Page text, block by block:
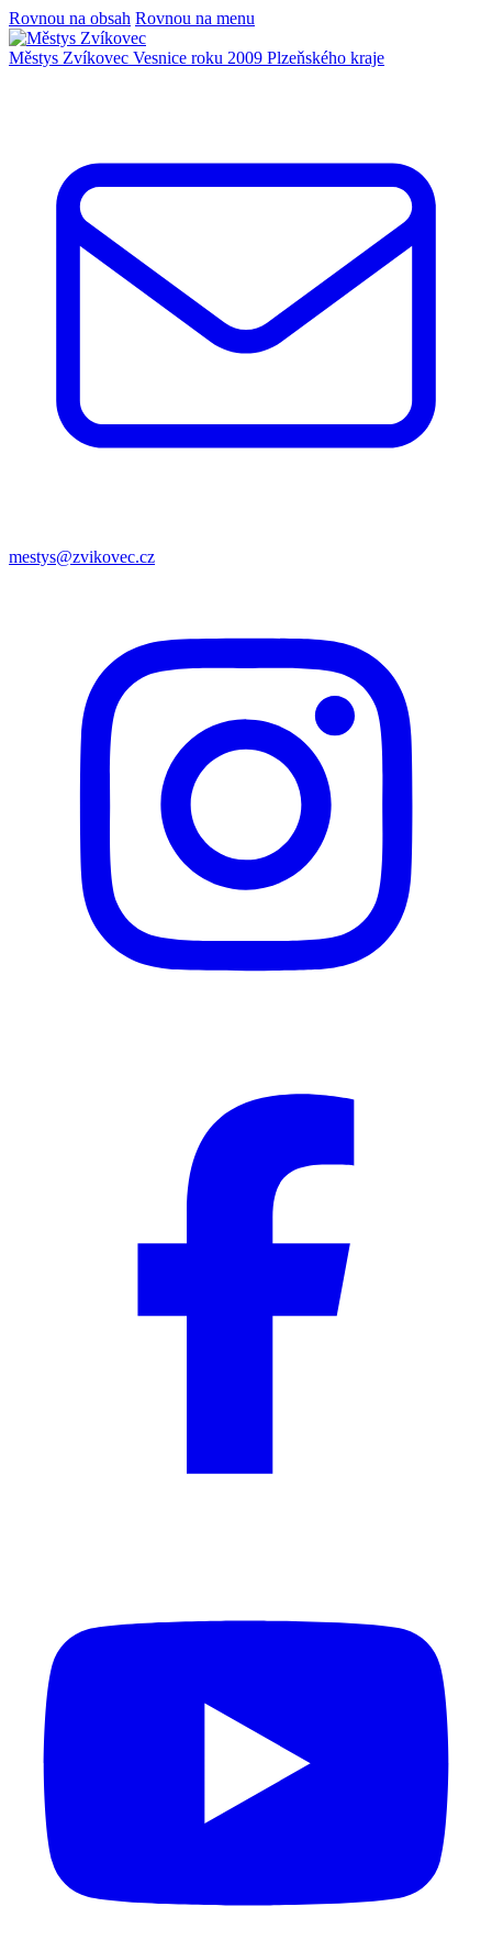
Rovnou na obsah Rovnou na menu
Městys Zvíkovec Vesnice roku 2009 Plzeňského kraje
mestys@zvikovec.cz